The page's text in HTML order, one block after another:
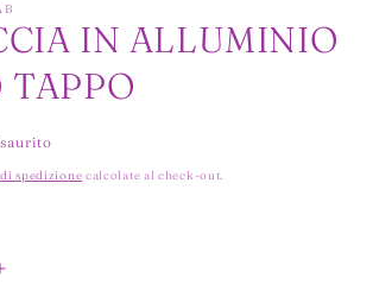
IN ALLUMINIO
TAPPO
di spedizione calcolate al check-out.
Aumenta